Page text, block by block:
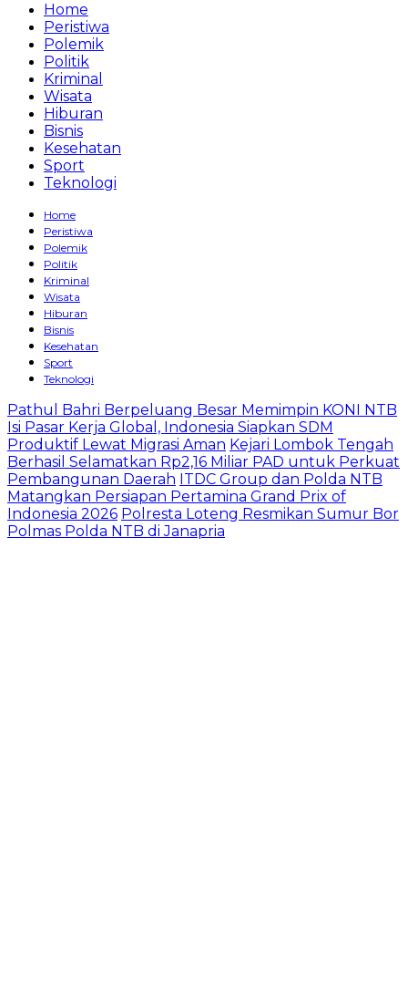
Home
Peristiwa
Polemik
Politik
Kriminal
Wisata
Hiburan
Bisnis
Kesehatan
Sport
Teknologi
Home
Peristiwa
Polemik
Politik
Kriminal
Wisata
Hiburan
Bisnis
Kesehatan
Sport
Teknologi
Pathul Bahri Berpeluang Besar Memimpin KONI NTB
Isi Pasar Kerja Global, Indonesia Siapkan SDM
Produktif Lewat Migrasi Aman Kejari Lombok Tengah
Berhasil Selamatkan Rp2,16 Miliar PAD untuk Perkuat
Pembangunan Daerah ITDC Group dan Polda NTB
Matangkan Persiapan Pertamina Grand Prix of
Indonesia 2026 Polresta Loteng Resmikan Sumur Bor
Polmas Polda NTB di Janapria